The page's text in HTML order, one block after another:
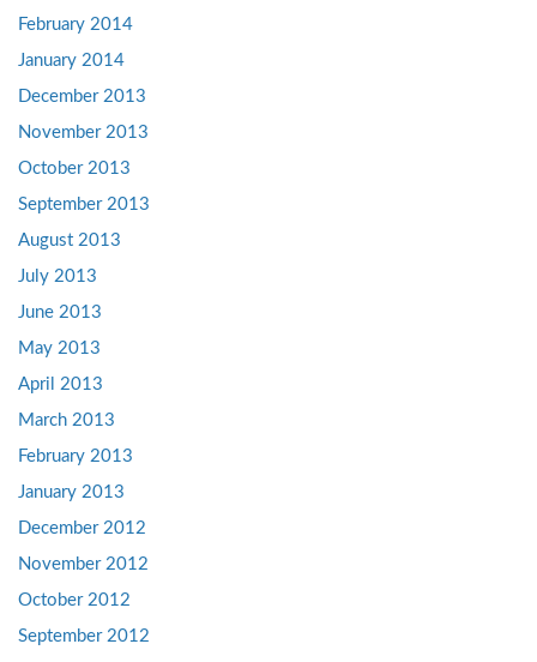
February 2014
January 2014
December 2013
November 2013
October 2013
September 2013
August 2013
July 2013
June 2013
May 2013
April 2013
March 2013
February 2013
January 2013
December 2012
November 2012
October 2012
September 2012